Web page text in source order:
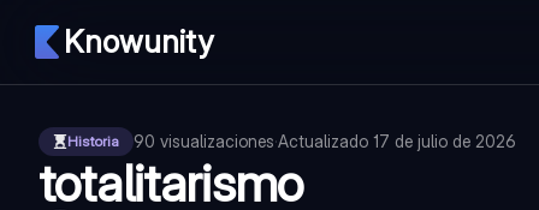
Knowunity
Historia 90 visualizaciones·Actualizado 17 de julio de 2026
totalitarismo